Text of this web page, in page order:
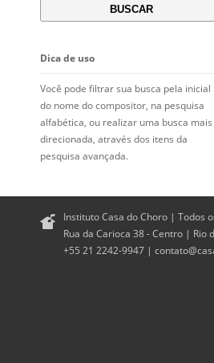
Dica de uso
Você pode filtrar sua busca pela inicial
do nome do compositor, na pesquisa
alfabética, ou realizar uma busca mais
direcionada, através dos itens da
pesquisa avançada.
Instituto Casa do Choro | Todos
Rua da Carioca 38 - Centro | Rio
+55 21 2242-9947 |